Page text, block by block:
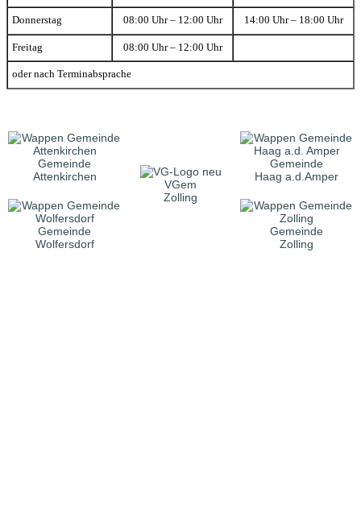
Donnerstag 08:00 Uhr – 12:00 Uhr 14:00 Uhr – 18:00 Uhr
Freitag 08:00 Uhr – 12:00 Uhr
oder nach Terminabsprache
Gemeinde
Attenkirchen
VGem
Zolling
Gemeinde
Haag a.d.Amper
Gemeinde
Wolfersdorf
Gemeinde
Zolling